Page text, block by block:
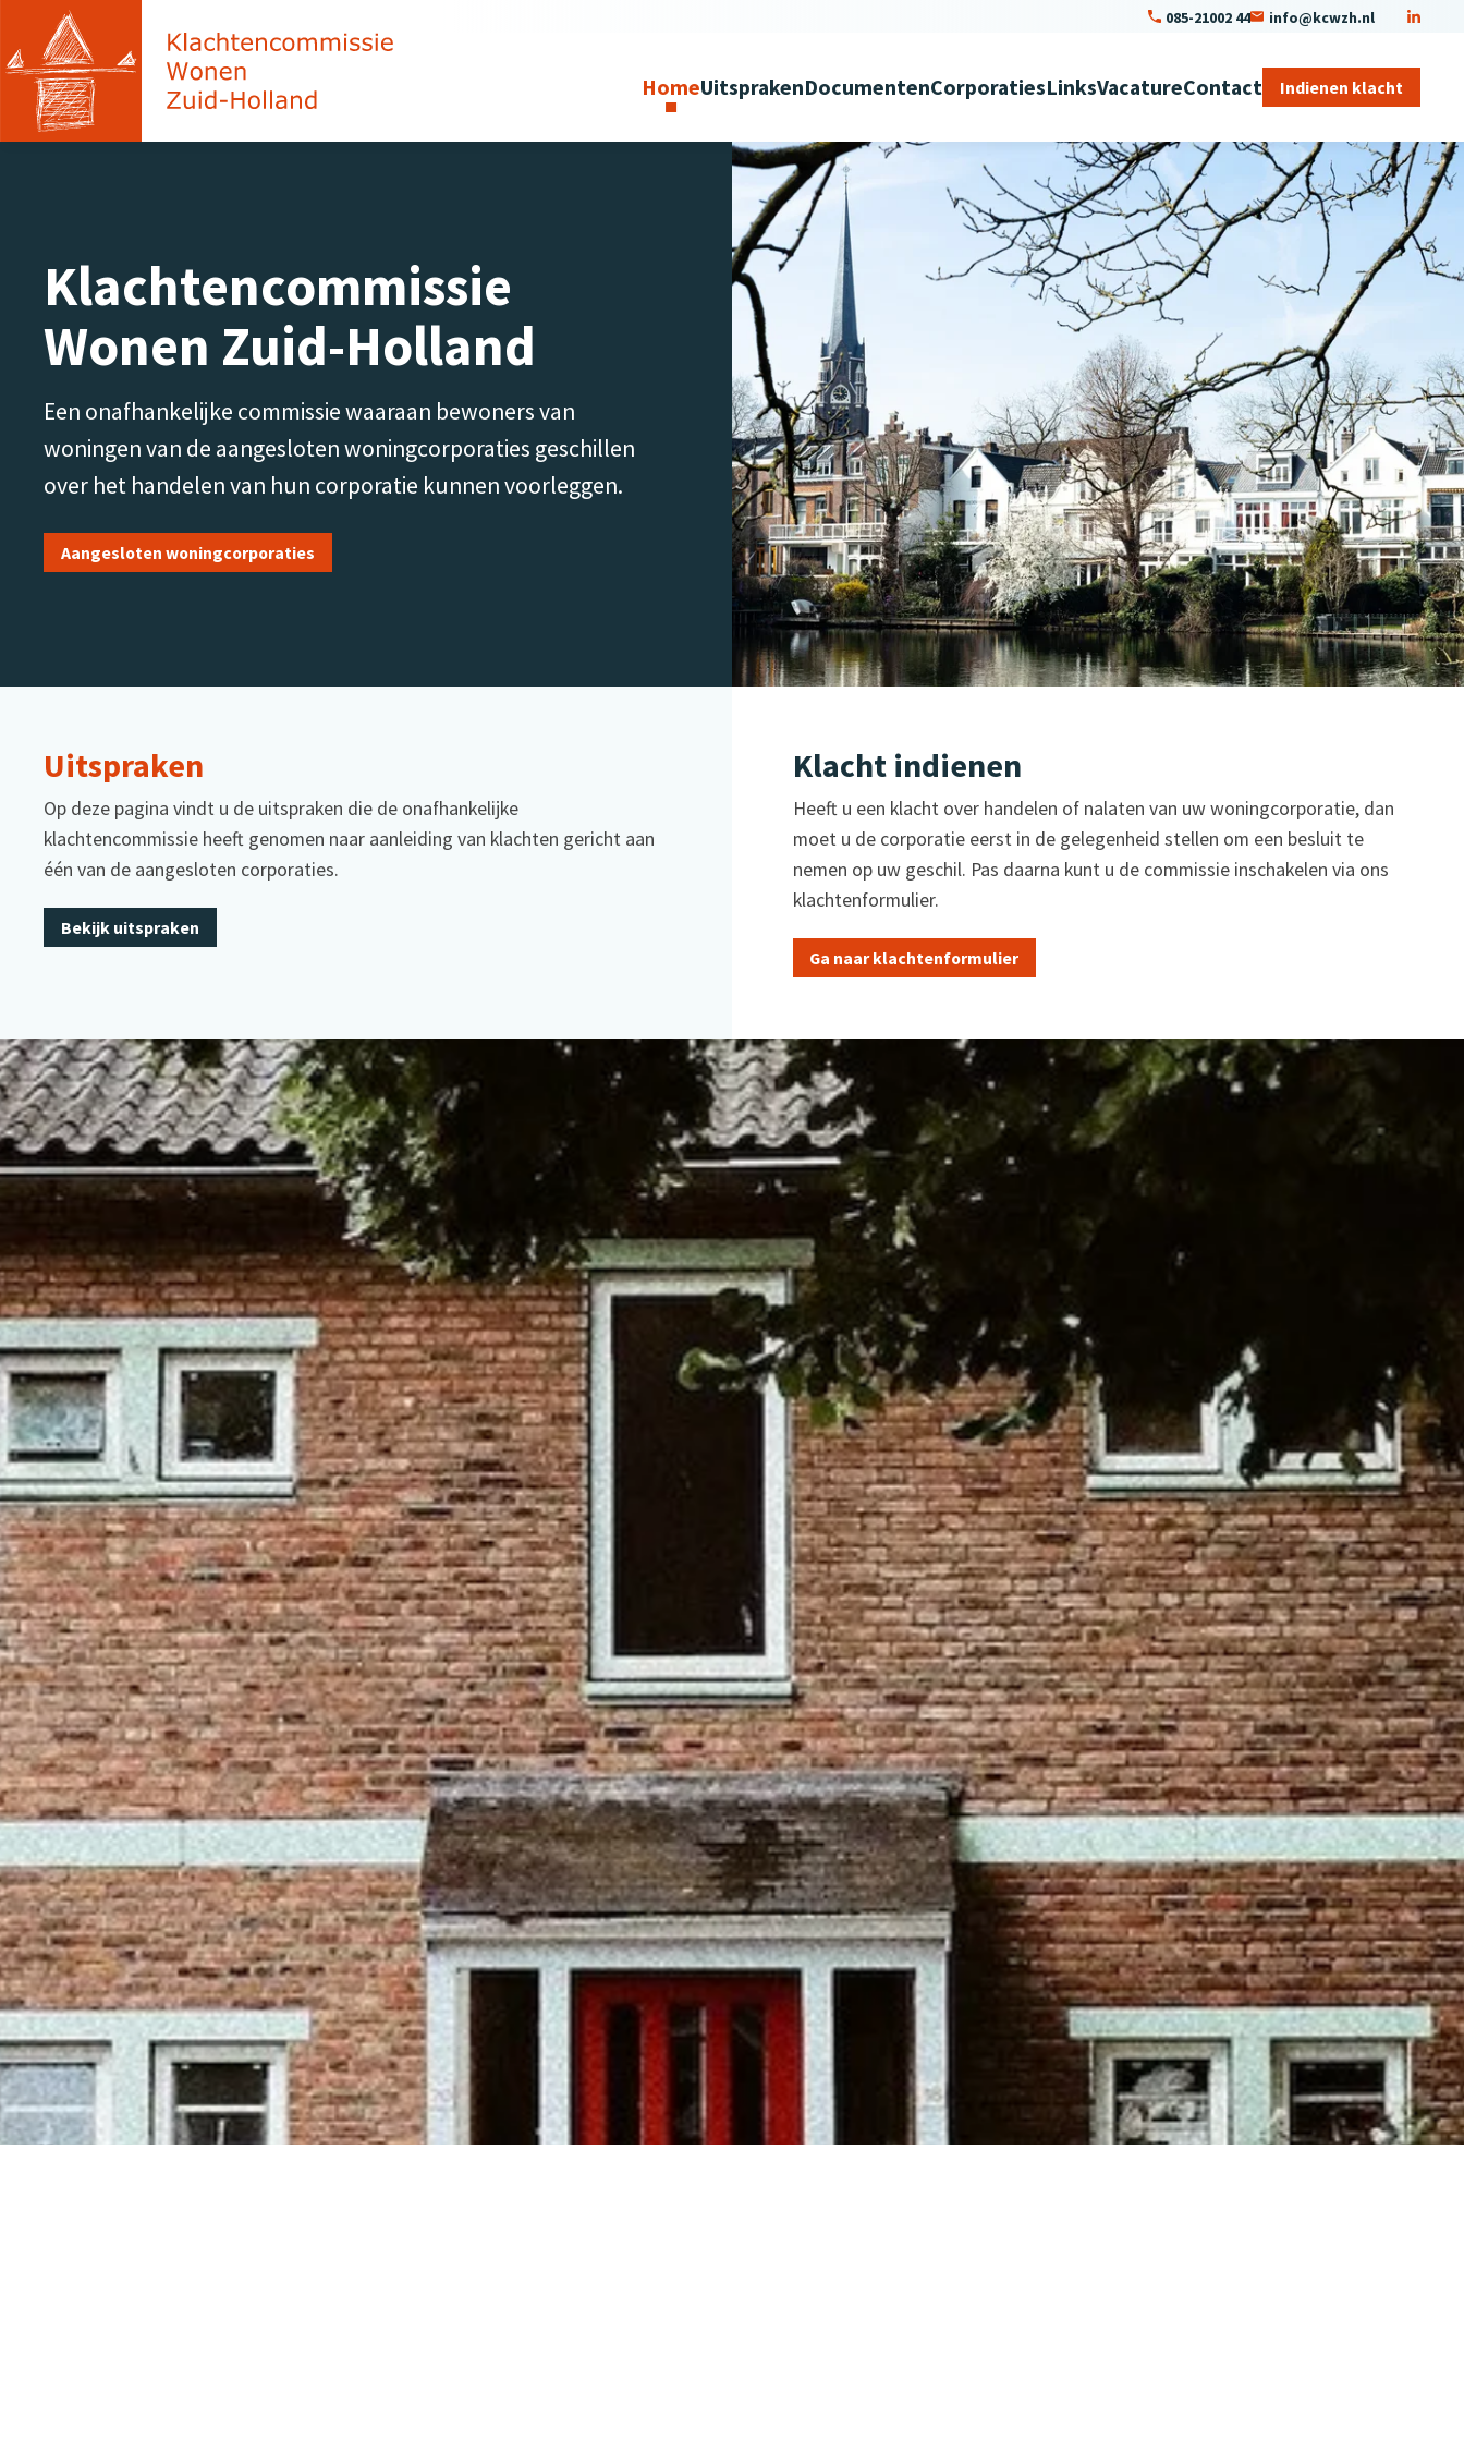
085-21002 44 info@kcwzh.nl
HomeUitsprakenDocumentenCorporatiesLinksVacatureContact Indienen klacht
Klachtencommissie
Wonen Zuid-Holland
Een onafhankelijke commissie waaraan bewoners van
woningen van de aangesloten woningcorporaties geschillen
over het handelen van hun corporatie kunnen voorleggen.
Aangesloten woningcorporaties
Uitspraken
Op deze pagina vindt u de uitspraken die de onafhankelijke
klachtencommissie heeft genomen naar aanleiding van klachten gericht aan
één van de aangesloten corporaties.
Bekijk uitspraken
Klacht indienen
Heeft u een klacht over handelen of nalaten van uw woningcorporatie, dan
moet u de corporatie eerst in de gelegenheid stellen om een besluit te
nemen op uw geschil. Pas daarna kunt u de commissie inschakelen via ons
klachtenformulier.
Ga naar klachtenformulier